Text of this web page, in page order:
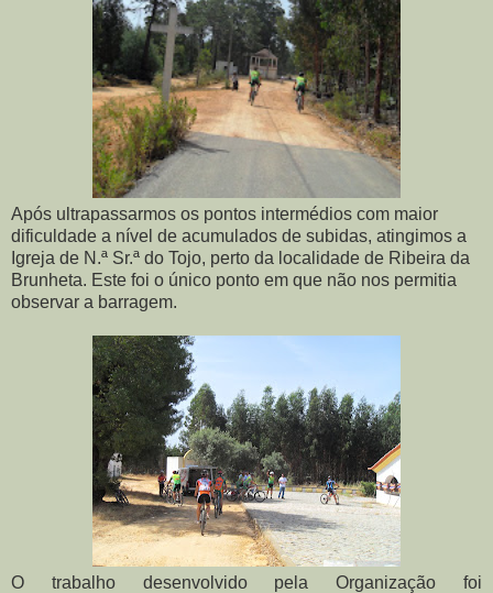
Após ultrapassarmos os pontos intermédios com maior
dificuldade a nível de acumulados de subidas, atingimos a
Igreja de N.ª Sr.ª do Tojo, perto da localidade de Ribeira da
Brunheta. Este foi o único ponto em que não nos permitia
observar a barragem.
O trabalho desenvolvido pela Organização foi